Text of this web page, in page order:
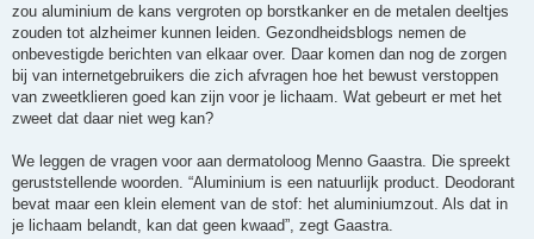
zou aluminium de kans vergroten op borstkanker en de metalen deeltjes
zouden tot alzheimer kunnen leiden. Gezondheidsblogs nemen de
onbevestigde berichten van elkaar over. Daar komen dan nog de zorgen
bij van internetgebruikers die zich afvragen hoe het bewust verstoppen
van zweetklieren goed kan zijn voor je lichaam. Wat gebeurt er met het
zweet dat daar niet weg kan?
We leggen de vragen voor aan dermatoloog Menno Gaastra. Die spreekt
geruststellende woorden. “Aluminium is een natuurlijk product. Deodorant
bevat maar een klein element van de stof: het aluminiumzout. Als dat in
je lichaam belandt, kan dat geen kwaad”, zegt Gaastra.